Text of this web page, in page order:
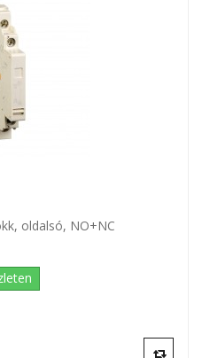
oldalsó, NO+NC